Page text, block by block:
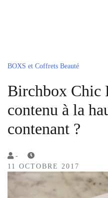
BOXS et Coffrets Beauté
Birchbox Chic
contenu à la
contenant ?
by
Lola
-
11 OCTOBRE 2017